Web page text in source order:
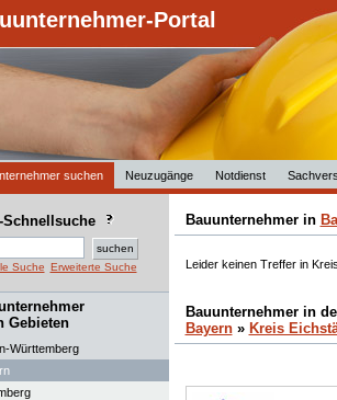
Portal
suchen Neuzugänge Notdienst
Schnellsuche
Suche Erweiterte Suche
Gebieten
Württemberg
Bauunternehmer in
Leider keinen Treffer in
Bauunternehmer in
Bayern» Kreis